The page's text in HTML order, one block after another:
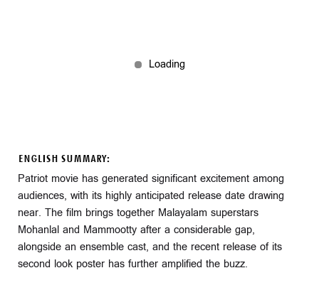
ENGLISH SUMMARY:
Patriot movie has generated significant excitement among
audiences, with its highly anticipated release date drawing
near. The film brings together Malayalam superstars
Mohanlal and Mammootty after a considerable gap,
alongside an ensemble cast, and the recent release of its
second look poster has further amplified the buzz.